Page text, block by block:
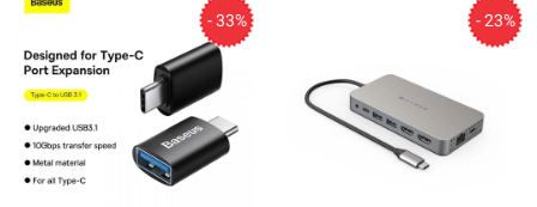
- 33% - 23%